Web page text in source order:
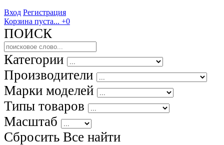
Вход Регистрация
Корзина пуста... +0
ПОИСК
Категории
Производители
Марки моделей
Типы товаров
Масштаб
Сбросить Все найти